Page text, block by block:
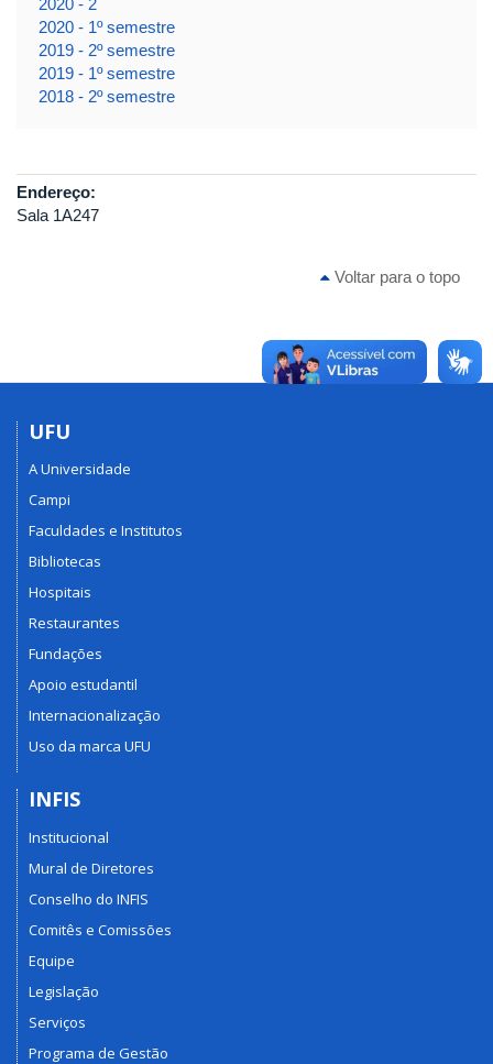
2020 - 1º semestre
2019 - 2º semestre
2019 - 1º semestre
2018 - 2º semestre
Endereço:
Sala 1A247
Voltar para o topo
UFU
A Universidade
Campi
Faculdades e Institutos
Bibliotecas
Hospitais
Restaurantes
Fundações
Apoio estudantil
Internacionalização
Uso da marca UFU
INFIS
Institucional
Mural de Diretores
Conselho do INFIS
Comitês e Comissões
Equipe
Legislação
Serviços
Programa de Gestão